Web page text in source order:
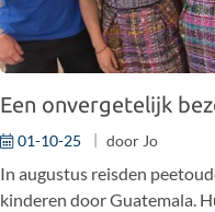
Een onvergetelijk
01-10-25 doorJo
In augustus reisden
kinderen door Guatemala.